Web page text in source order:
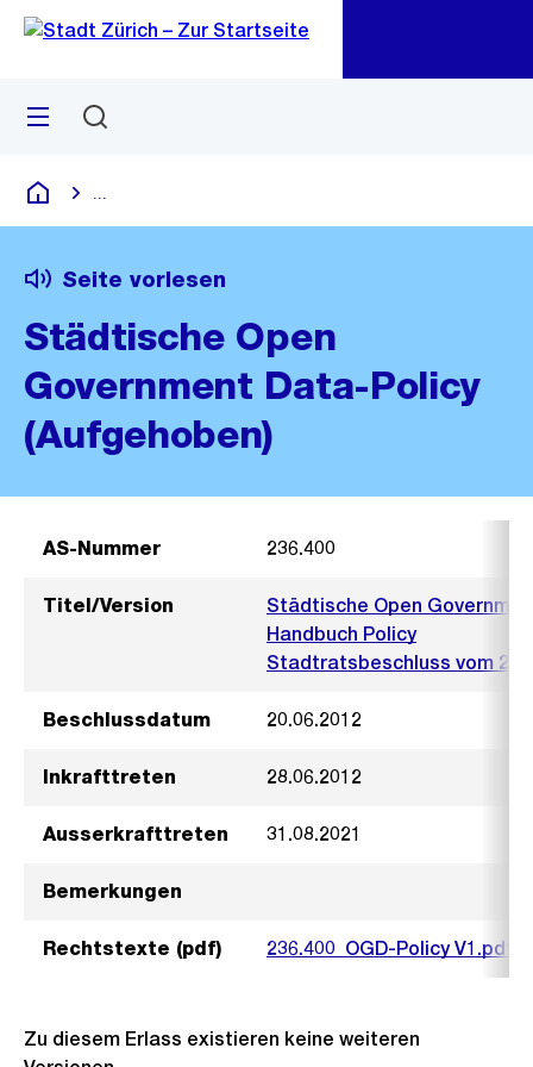
Navigation
Sprunglink
Menü
Deutsch
Seite vorlesen
Städtische Open
Government Data-Policy
(Aufgehoben)
AS-Nummer 236.400
Titel/Version
Städtische Open
Handbuch Policy
Stadtratsbeschluss vom 20.
Beschlussdatum 20.06.2012
Inkrafttreten 28.06.2012
Ausserkrafttreten 31.08.2021
Bemerkungen
Rechtstexte (pdf) 236.400_OGD-Policy V1.pdf
Zu diesem Erlass existieren keine weiteren